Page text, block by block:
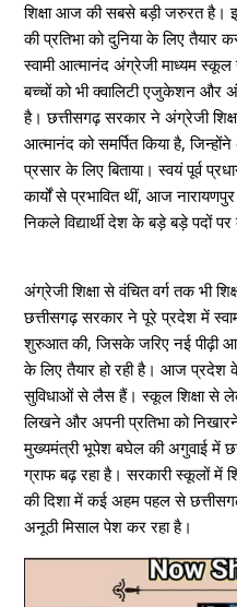
शिक्षा आज की सबसे बड़ी जरुरत है।
की प्रतिभा को दुनिया के लिए
स्वामी आत्मानंद अंग्रेजी माध्यम
बच्चों को भी क्वालिटी एजुकेशन और
है। छत्तीसगढ़ सरकार ने अंग्रेजी
आत्मानंद को समर्पित किया है,
प्रसार के लिए बिताया। स्वयं पूर्व
कार्यों से प्रभावित थीं, आज
निकले विद्यार्थी देश के बड़े बड़े पदों
अंग्रेजी शिक्षा से वंचित वर्ग तक भी
छत्तीसगढ़ सरकार ने पूरे प्रदेश में
शुरुआत की, जिसके जरिए नई पीढ़ी
के लिए तैयार हो रही है। आज
सुविधाओं से लैस हैं। स्कूल शिक्षा से
लिखने और अपनी प्रतिभा को
मुख्यमंत्री भूपेश बघेल की अगुवाई में
ग्राफ बढ़ रहा है। सरकारी स्कूलों में
की दिशा में कई अहम पहल से
अनूठी मिसाल पेश कर रहा है।